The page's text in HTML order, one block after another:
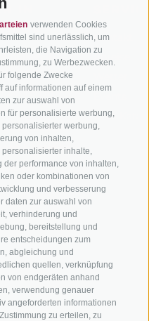
verwenden Cookies
sind unerlässlich, um
die Navigation zu
zu Werbezwecken.
folgende Zwecke
auf informationen auf einem
zur auswahl von
für personalisierte werbung,
werbung,
von inhalten,
inhalte,
der performance von inhalten,
oder kombinationen von
und verbesserung
daten zur auswahl von
verhinderung und
bereitstellung und
entscheidungen zum
abgleichung und
quellen, verknüpfung
von endgeräten anhand
verwendung genauer
angeforderten informationen
zu erteilen, zu
IN
in
in
in Südtirol
& Verleihe
Kontakt
Anreise
Zum